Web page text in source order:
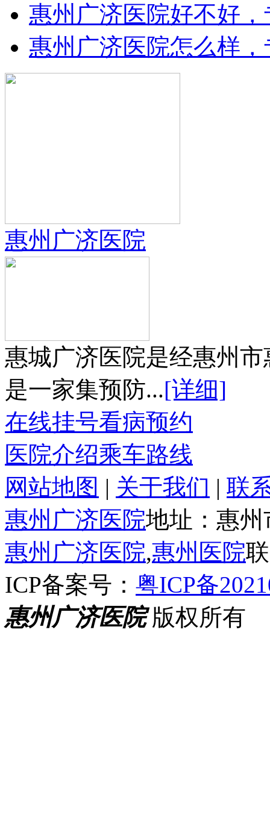
惠州广济医院好不好，
惠州广济医院怎么样，
惠州广济医院
惠城广济医院是经惠州
是一家集预防...[详细]
在线挂号看病预约
医院介绍乘车路线
网站地图 | 关于我们 | 联
惠州广济医院地址：惠
惠州广济医院,惠州医院
ICP备案号： 粤ICP备
惠州广济医院版权所有